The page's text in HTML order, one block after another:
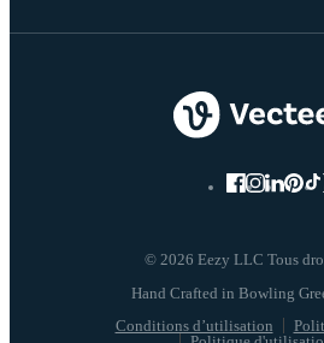
© 2026 Eezy LLC Tous
Conditions d’utilisation